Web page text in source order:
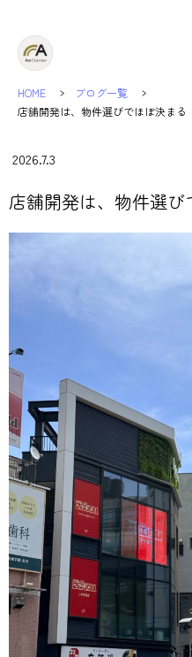
HOME
ブログ一覧
店舗開発は、物件選びでほぼ決まる
2026.7.3
店舗開発は、物件選び